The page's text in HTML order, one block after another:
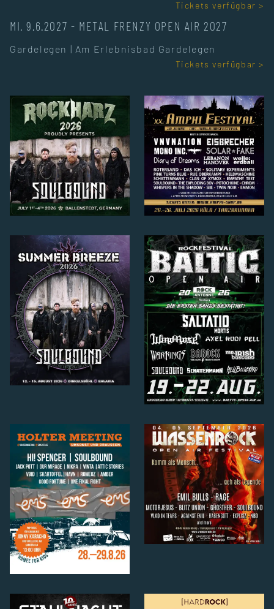
Tickets verfügbar >
MI. 9.6.2027 - METAL FRENZY OPEN AIR 2027
Gardelegen | Am Erlebnisbad Gardelegen
Tickets verfügbar >